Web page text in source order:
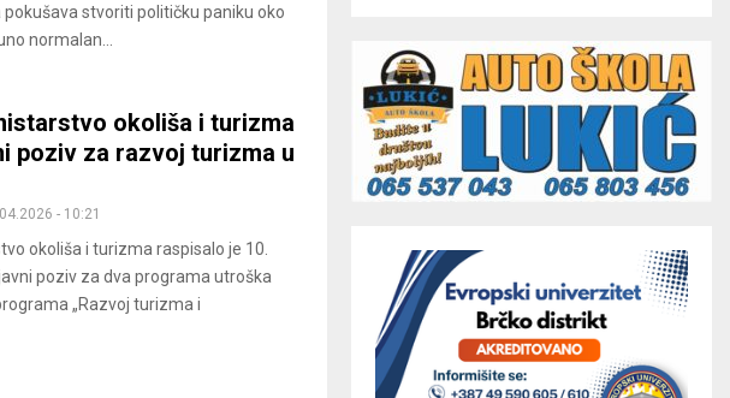
stvoriti političku paniku oko
normalan...
okoliša i turizma
poziv za razvoj turizma u
- 10:21
okoliša i turizma raspisalo je 10.
poziv za dva programa utroška
„Razvoj turizma i